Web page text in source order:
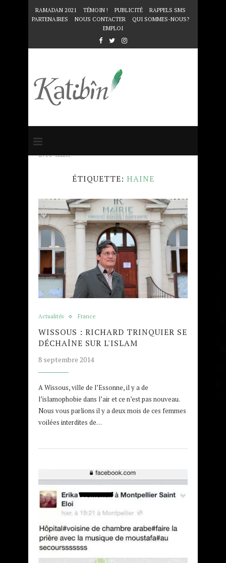
RAMADAN 2021 TÉMOIN ! PUBLICITÉ
RAPPELS SMS
PARTENAIRES
NOUS CONTACTER
QUI SOMMES-NOUS?
EMPLOI
Accueil
avec "haine"
ÉTIQUETTE: HAINE
Actualités France
WISSOUS : RICHARD TRINQUIER SE
DÉCHAÎNE SUR L'ISLAM
8 septembre 2014
A Wissous, ville de l’Essonne, il y a de
l’islamophobie dans l’air et ce n’est pas nouveau.
Nous vous parlions il y a deux mois de ces femmes
voilées interdites de…